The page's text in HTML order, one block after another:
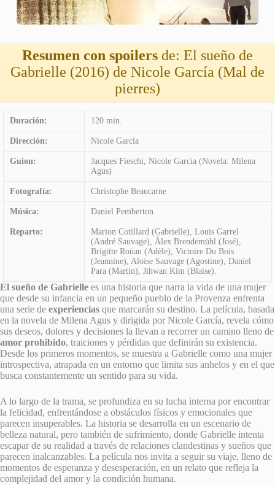
Resumen con spoilers de: El sueño de
Gabrielle (2016) de Nicole García (Mal de
pierres)
Duración: 120 min.
Dirección: Nicole García
Guion:
Jacques Fieschi, Nicole Garcia (Novela: Milena
Agus)
Fotografía: Christophe Beaucarne
Música: Daniel Pemberton
Reparto:
Marion Cotillard (Gabrielle), Louis Garrel
(André Sauvage), Àlex Brendemühl (José),
Brigitte Roüan (Adèle), Victoire Du Bois
(Jeannine), Aloïse Sauvage (Agostine), Daniel
Para (Martin), Jihwan Kim (Blaise).
El sueño de Gabrielle es una historia que narra la vida de una mujer
que desde su infancia en un pequeño pueblo de la Provenza enfrenta
una serie de experiencias que marcarán su destino. La película, basada
en la novela de Milena Agus y dirigida por Nicole García, revela cómo
sus deseos, dolores y decisiones la llevan a recorrer un camino lleno de
amor prohibido, traiciones y pérdidas que definirán su existencia.
Desde los primeros momentos, se muestra a Gabrielle como una mujer
introspectiva, atrapada en un entorno que limita sus anhelos y en el que
busca constantemente un sentido para su vida.
A lo largo de la trama, se profundiza en su lucha interna por encontrar
la felicidad, enfrentándose a obstáculos físicos y emocionales que
parecen insuperables. La historia se desarrolla en un escenario de
belleza natural, pero también de sufrimiento, donde Gabrielle intenta
escapar de su realidad a través de relaciones clandestinas y sueños que
parecen inalcanzables. La película nos invita a seguir su viaje, lleno de
momentos de esperanza y desesperación, en un relato que refleja la
complejidad del amor y la condición humana.